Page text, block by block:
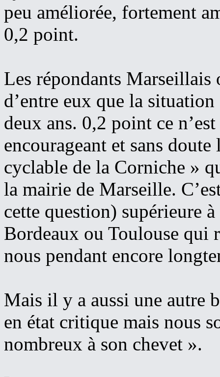
peu améliorée, fortement
0,2 point.
Les répondants
d’entre eux que la
deux ans. 0,2 point ce
encourageant et sans
cyclable de la Corniche »
la mairie de Marseille.
cette question) supérieure
Bordeaux ou Toulouse qui
nous pendant encore
Mais il y a aussi une autre
en état critique mais nous
nombreux à son chevet ».